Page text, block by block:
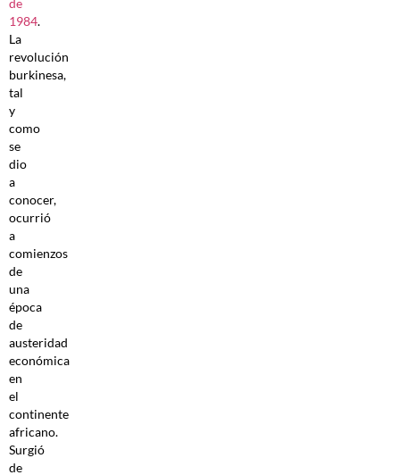
de
1984.
La
revolución
burkinesa,
tal
y
como
se
dio
a
conocer,
ocurrió
a
comienzos
de
una
época
de
austeridad
económica
en
el
continente
africano.
Surgió
de